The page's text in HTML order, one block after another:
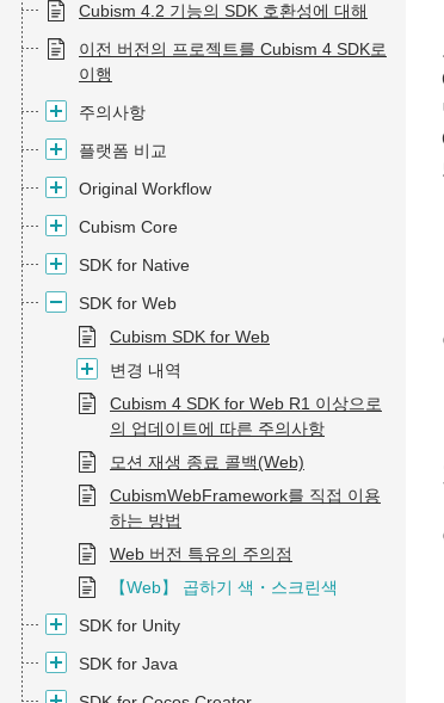
Cubism 4.2 기능의 SDK 호환성에 대해
이전 버전의 프로젝트를 Cubism 4 SDK로
이행
주의사항
플랫폼 비교
Original Workflow
Cubism Core
SDK for Native
SDK for Web
Cubism SDK for Web
변경 내역
Cubism 4 SDK for Web R1 이상으로
의 업데이트에 따른 주의사항
모션 재생 종료 콜백(Web)
CubismWebFramework를 직접 이용
하는 방법
Web 버전 특유의 주의점
【Web】 곱하기 색・스크린색
SDK for Unity
SDK for Java